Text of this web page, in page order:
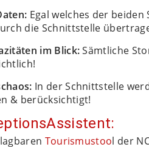
Egal welches der
die Schnittstelle
im Blick:Sämtliche
In der Schnittstelle
& berücksichtigt!
Tourismustool der